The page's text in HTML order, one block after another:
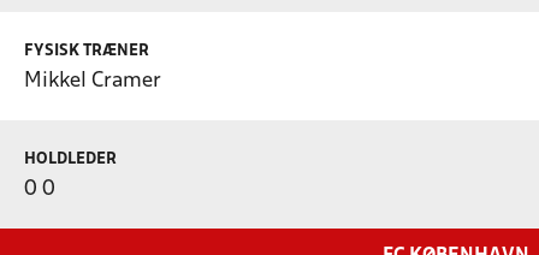
FYSISK TRÆNER
Mikkel Cramer
HOLDLEDER
0 0